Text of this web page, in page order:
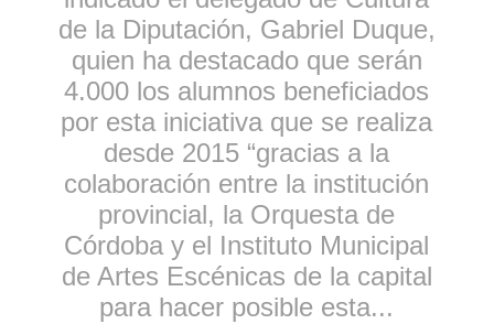
de la Diputación, Gabriel Duque,
quien ha destacado que serán
4.000 los alumnos beneficiados
por esta iniciativa que se realiza
desde 2015 “gracias a la
colaboración entre la institución
provincial, la Orquesta de
Córdoba y el Instituto Municipal
de Artes Escénicas de la capital
para hacer posible esta...